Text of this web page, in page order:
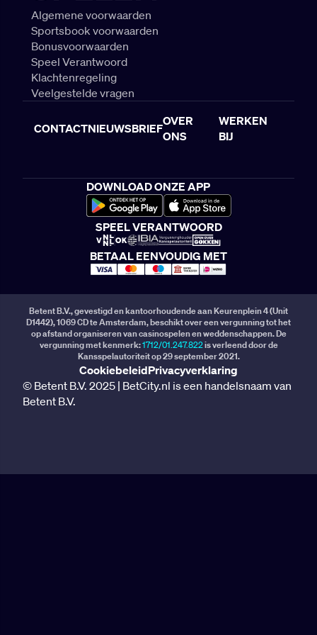
Algemene voorwaarden
Sportsbook voorwaarden
Bonusvoorwaarden
Speel Verantwoord
Klachtenregeling
Veelgestelde vragen
CONTACTNIEUWSBRIEF
OVER
ONS
WERKEN
BIJ
DOWNLOAD ONZE APP
SPEEL VERANTWOORD
BETAAL EENVOUDIG MET
Betent B.V., gevestigd en kantoorhoudende aan Keurenplein 4 (Unit
D1442), 1069 CD te Amsterdam, beschikt over een vergunning tot het
op afstand organiseren van casinospelen en weddenschappen. De
vergunning met kenmerk:1712/01.247.822is verleend door de
Kansspelautoriteit op 29 september 2021.
CookiebeleidPrivacyverklaring
© Betent B.V. 2025 | BetCity.nl is een handelsnaam van
Betent B.V.